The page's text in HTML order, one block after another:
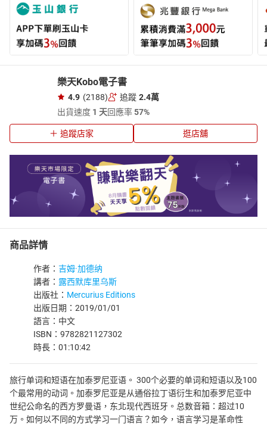
樂天Kobo電子書
4.9 (2188) 追蹤 2.4萬
出貨速度 1 天回應率57%
追蹤店家 逛店舖
商品詳情
作者： 吉姆·加德纳
講者： 露西默库里乌斯
出版社： Mercurius Editions
出版日期：2019/01/01
語言：中文
ISBN：9782821127302
時長：01:10:42
旅行单词和短语在加泰罗尼亚语。 300个必要的单词和短语以及100
个最常用的动词。加泰罗尼亚是从通俗拉丁语衍生和加泰罗尼亚中
世纪公命名的西方罗曼语，东北现代西班牙。总数音箱：超过10
万。如何以不同的方式学习一门语言？如今，语言学习是革命性